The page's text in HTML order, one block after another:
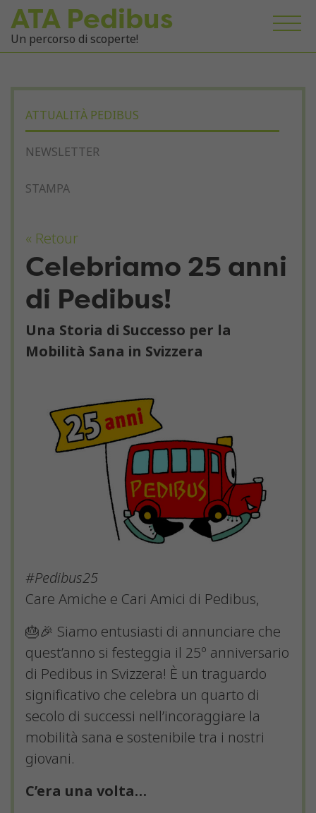
ATA Pedibus
Un percorso di scoperte!
ATTUALITÀ PEDIBUS
NEWSLETTER
STAMPA
« Retour
Celebriamo 25 anni
di Pedibus!
Una Storia di Successo per la
Mobilità Sana in Svizzera
#Pedibus25
Care Amiche e Cari Amici di Pedibus,
🎂🎉 Siamo entusiasti di annunciare che
quest’anno si festeggia il 25º anniversario
di Pedibus in Svizzera! È un traguardo
significativo che celebra un quarto di
secolo di successi nell’incoraggiare la
mobilità sana e sostenibile tra i nostri
giovani.
C’era una volta…